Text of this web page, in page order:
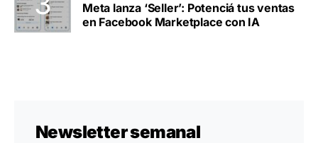
Meta lanza ‘Seller’: Potenciá tus ventas
en Facebook Marketplace con IA
Newsletter semanal